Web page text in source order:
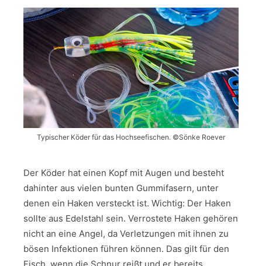
Typischer Köder für das Hochseefischen. ©Sönke Roever
Der Köder hat einen Kopf mit Augen und besteht
dahinter aus vielen bunten Gummifasern, unter
denen ein Haken versteckt ist. Wichtig: Der Haken
sollte aus Edelstahl sein. Verrostete Haken gehören
nicht an eine Angel, da Verletzungen mit ihnen zu
bösen Infektionen führen können. Das gilt für den